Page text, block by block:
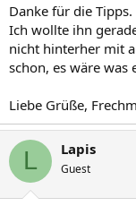
Danke für die Tipps.
Ich wollte ihn
nicht hinterher mit
schon, es wäre was
Liebe Grüße,
L Lapis
Guest